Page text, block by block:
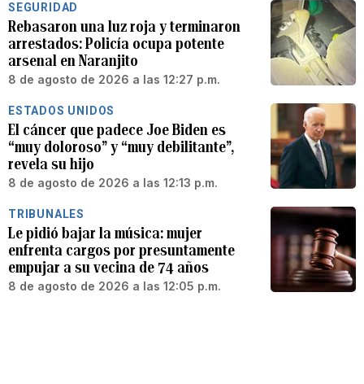
SEGURIDAD
Rebasaron una luz roja y terminaron
arrestados: Policía ocupa potente
arsenal en Naranjito
8 de agosto de 2026 a las 12:27 p.m.
ESTADOS UNIDOS
El cáncer que padece Joe Biden es
“muy doloroso” y “muy debilitante”,
revela su hijo
8 de agosto de 2026 a las 12:13 p.m.
TRIBUNALES
Le pidió bajar la música: mujer
enfrenta cargos por presuntamente
empujar a su vecina de 74 años
8 de agosto de 2026 a las 12:05 p.m.